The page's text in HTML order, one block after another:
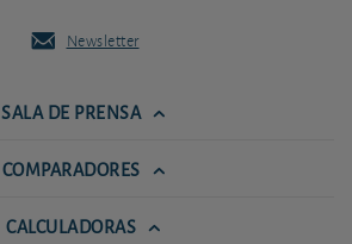
Newsletter
SALA DE PRENSA
COMPARADORES
CALCULADORAS